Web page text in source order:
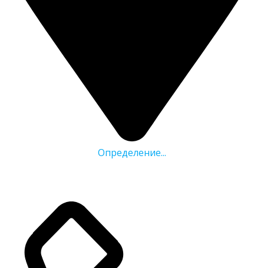
Определение...